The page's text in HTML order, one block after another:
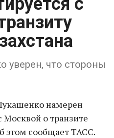
уверен, что стороны
намерен
Москвой о транзите
этом сообщает ТАСС.